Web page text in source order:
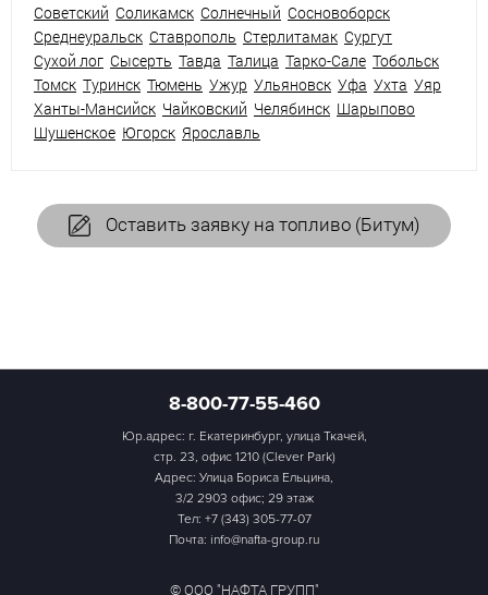
Советский Соликамск Солнечный Сосновоборск
Среднеуральск Ставрополь Стерлитамак Сургут
Сухой лог Сысерть Тавда Талица Тарко-Сале Тобольск
Томск Туринск Тюмень Ужур Ульяновск Уфа Ухта Уяр
Ханты-Мансийск Чайковский Челябинск Шарыпово
Шушенское Югорск Ярославль
Оставить заявку на топливо (Битум)
8-800-77-55-460
Юр.адрес: г. Екатеринбург, улица Ткачей,
стр. 23, офис 1210 (Clever Park)
Адрес: Улица Бориса Ельцина,
3/2 2903 офис; 29 этаж
Тел: +7 (343) 305-77-07
Почта: info@nafta-group.ru
© ООО "НАФТА ГРУПП"